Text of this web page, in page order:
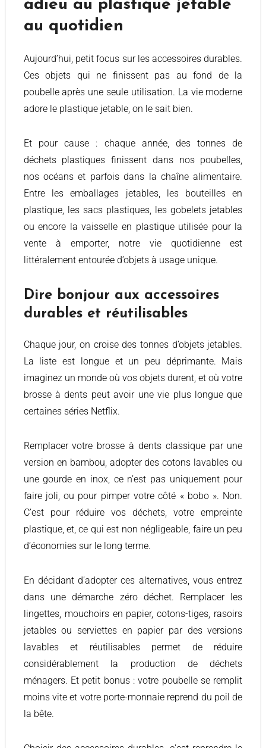
adieu au plastique jetable
au quotidien
Aujourd’hui, petit focus sur les accessoires durables.
Ces objets qui ne finissent pas au fond de la
poubelle après une seule utilisation. La vie moderne
adore le plastique jetable, on le sait bien.
Et pour cause : chaque année, des tonnes de
déchets plastiques finissent dans nos poubelles,
nos océans et parfois dans la chaîne alimentaire.
Entre les emballages jetables, les bouteilles en
plastique, les sacs plastiques, les gobelets jetables
ou encore la vaisselle en plastique utilisée pour la
vente à emporter, notre vie quotidienne est
littéralement entourée d’objets à usage unique.
Dire bonjour aux accessoires
durables et réutilisables
Chaque jour, on croise des tonnes d’objets jetables.
La liste est longue et un peu déprimante. Mais
imaginez un monde où vos objets durent, et où votre
brosse à dents peut avoir une vie plus longue que
certaines séries Netflix.
Remplacer votre brosse à dents classique par une
version en bambou, adopter des cotons lavables ou
une gourde en inox, ce n’est pas uniquement pour
faire joli, ou pour pimper votre côté « bobo ». Non.
C’est pour réduire vos déchets, votre empreinte
plastique, et, ce qui est non négligeable, faire un peu
d’économies sur le long terme.
En décidant d’adopter ces alternatives, vous entrez
dans une démarche zéro déchet. Remplacer les
lingettes, mouchoirs en papier, cotons-tiges, rasoirs
jetables ou serviettes en papier par des versions
lavables et réutilisables permet de réduire
considérablement la production de déchets
ménagers. Et petit bonus : votre poubelle se remplit
moins vite et votre porte-monnaie reprend du poil de
la bête.